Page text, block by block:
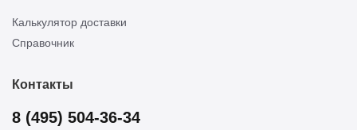
Калькулятор доставки
Справочник
Контакты
8 (495) 504-36-34